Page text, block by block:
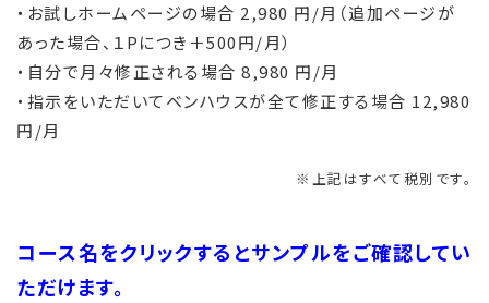
・お試しホームページの場合 2,980 円/月（追加ページが
あった場合、１Pにつき＋500円/月）
・自分で月々修正される場合 8,980 円/月
・指示をいただいてベンハウスが全て修正する場合 12,980
円/月
※上記はすべて税別です。
コース名をクリックするとサンプルをご確認してい
ただけます。